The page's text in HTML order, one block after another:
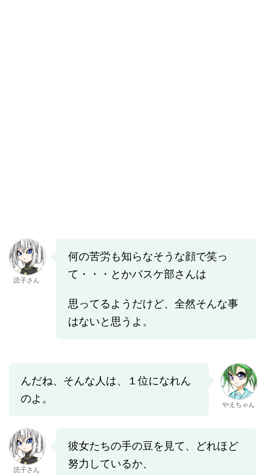
読子さん
何の苦労も知らなそうな顔で笑っ
て・・・とかバスケ部さんは
思ってるようだけど、全然そんな事
はないと思うよ。
んだね、そんな人は、１位になれん
のよ。
やえちゃん
読子さん
彼女たちの手の豆を見て、どれほど
努力しているか、